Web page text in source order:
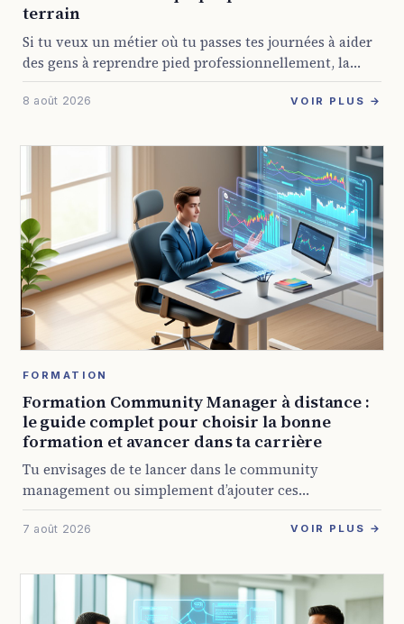
terrain
Si tu veux un métier où tu passes tes journées à aider
des gens à reprendre pied professionnellement, la
formation conseiller en insertion professionnelle
GRETA est une piste sérieuse. Elle ...
8 août 2026 VOIR PLUS →
FORMATION
Formation Community Manager à distance :
le guide complet pour choisir la bonne
formation et avancer dans ta carrière
Tu envisages de te lancer dans le community
management ou simplement d’ajouter ces
compétences à ton profil ? Avec la présence digitale
devenue obligatoire pour presque toutes les
7 août 2026 VOIR PLUS →